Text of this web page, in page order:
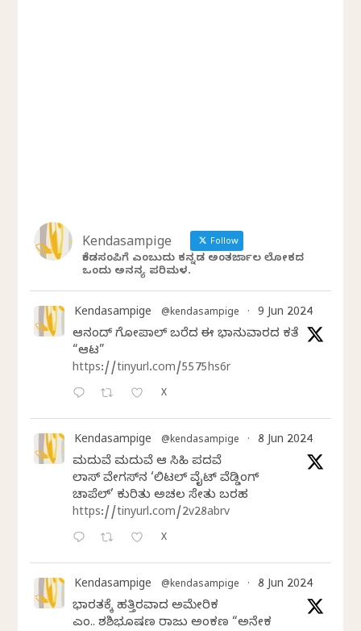
Kendasampige Follow
ಕೆಂಡಸಂಪಿಗೆ ಎಂಬುದು ಕನ್ನಡ ಅಂತರ್ಜಾಲ ಲೋಕದ
ಒಂದು ಅನನ್ಯ ಪರಿಮಳ.
Kendasampige @kendasampige · 9 Jun 2024
ಆನಂದ್‌ ಗೋಪಾಲ್‌ ಬರೆದ ಈ ಭಾನುವಾರದ ಕತೆ
“ಆಟ”
https://tinyurl.com/5575hs6r
X
Kendasampige @kendasampige · 8 Jun 2024
ಮದುವೆ ಮದುವೆ ಆ ಸಿಹಿ ಪದವೆ
ಲಾಸ್‌ ವೇಗಸ್‌ನ ‘ಲಿಟಲ್ ವೈಟ್ ವೆಡ್ಡಿಂಗ್
ಚಾಪೆಲ್’ ಕುರಿತು ಅಚಲ ಸೇತು ಬರಹ
https://tinyurl.com/2v28abrv
X
Kendasampige @kendasampige · 8 Jun 2024
ಭಾರತಕ್ಕೆ ಹತ್ತಿರವಾದ ಅಮೇರಿಕ
ಎಂ.ವಿ. ಶಶಿಭೂಷಣ ರಾಜು ಅಂಕಣ “ಅನೇಕ